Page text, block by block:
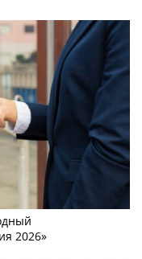
2026»